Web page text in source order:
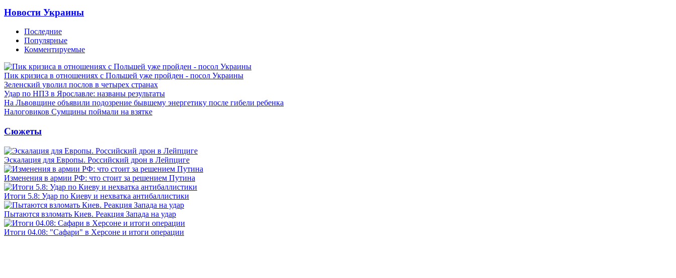
Новости Украины
Последние
Популярные
Комментируемые
Пик кризиса в отношениях с Польшей уже пройден - посол Украины
Зеленский уволил послов в четырех странах
Удар по НПЗ в Ярославле: названы результаты
На Львовщине объявили подозрение бывшему энергетику после гибели ребенка
Налоговиков Сумщины поймали на взятке
Сюжеты
Эскалация для Европы. Российский дрон в Лейпциге
Изменения в армии РФ: что стоит за решением Путина
Итоги 5.8: Удар по Киеву и нехватка антибаллистики
Пытаются взломать Киев. Реакция Запада на удар
Итоги 04.08: "Сафари" в Херсоне и итоги операции